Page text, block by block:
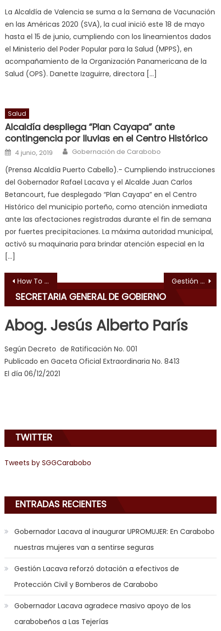
क
स
लग
आपक
पस
द,
milf
enjoys
a
long
hard
fuck
ल
म
य
भ
indian
erotic
videos
de
pono
learns
about
joys
sex,
in
the
mood
to
play
a
jerk
off
La Alcaldía de Valencia se suma a la Semana de Vacunación
en las Américas 2020 (SVA), la cual inició este 18 de mayo
hasta el 15 de junio, cumpliendo con los lineamientos dados
el Ministerio del Poder Popular para la Salud (MPPS), en
acompañamiento de la Organización Panamericana de la
Salud (OPS). Danette Izaguirre, directora […]
Salud
Alcaldía despliega “Plan Cayapa” ante
contingencia por lluvias en el Centro Histórico
Posted on
4 junio, 2019 Author
Gobernación de Carabobo
(Prensa Alcaldía Puerto Cabello).- Cumpliendo instrucciones
del Gobernador Rafael Lacava y el Alcalde Juan Carlos
Betancourt, fue desplegado “Plan Cayapa” en el Centro
Histórico del municipio porteño, como atención inmediata
ante las afectaciones registradas durante el fin de semana
por fuertes precipitaciones. La máxima autoridad municipal,
activó su maquinaria para brindar atención especial en la
[…]
Navegación de entradas
How To Meet With Asian Women Gestión de Lacava favoreció a abuelos porteños con jornada de atención integral
SECRETARIA GENERAL DE GOBIERNO
Abog. Jesús Alberto París
Según Decreto de Ratificación No. 001
Publicado en Gaceta Oficial Extraordinaria No. 8413
El día 06/12/2021
TWITTER
Tweets by SGGCarabobo
ENTRADAS RECIENTES
Gobernador Lacava al inaugurar UPROMUJER: En Carabobo
nuestras mujeres van a sentirse seguras
Gestión Lacava reforzó dotación a efectivos de
Protección Civil y Bomberos de Carabobo
Gobernador Lacava agradece masivo apoyo de los
carabobeños a Las Tejerías